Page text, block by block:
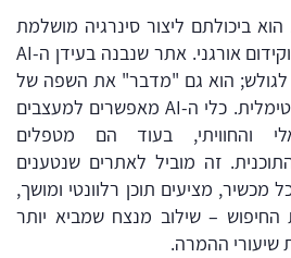
היופי של שילוב כלי ה-AI הוא ביכולתם ליצור סינרגיה מושלמת
בין עיצוב, חווית משתמש וקידום אורגני. אתר שנבנה בעידן ה-AI
לגולש; הוא גם "מדבר" את השפה של
מנועי החיפוש בצורה אופטימלית. כלי ה-AI מאפשרים למעצבים
והחוויתי, בעוד הם מטפלים
זה מוביל לאתרים שנטענים
מכשיר, מציעים תוכן רלוונטי ומושך,
החיפוש – שילוב מנצח שמביא יותר
שיעורי ההמרה.